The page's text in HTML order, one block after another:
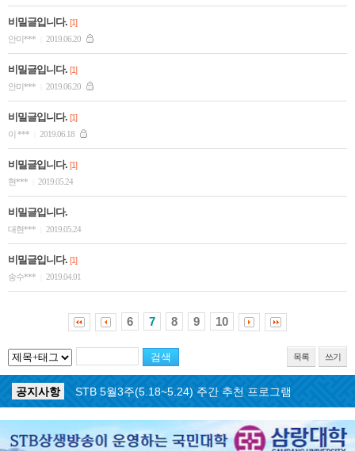
비밀글입니다. [1]
안미***
2019.06.20
비밀글입니다. [1]
안미***
2019.06.20
비밀글입니다. [1]
이 ***
2019.06.18
비밀글입니다. [1]
현***
2019.05.24
비밀글입니다.
대현*** 2019.05.24
비밀글입니다. [1]
송수***
2019.04.01
6 7 8 9 10
목록 쓰기
공지사항
STB 5월4주(5.25~5.31) 주간 추천 프로그램
공지사항
STB 5월3주(5.18~5.24) 주간 추천 프로그램
공지사항
STB 4월마지막주(4.27~5.3) 주간 추천 프로그램
STB 4월4주(4.20~4.26) 주간 추천 프로그램
공지사항
STB 4월2주(4.6~4.12) 주간 추천 프로그램